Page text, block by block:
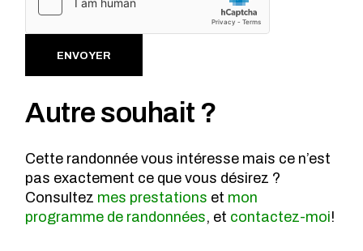
ENVOYER
Autre souhait ?
Cette randonnée vous intéresse mais ce n’est
pas exactement ce que vous désirez ?
Consultez mes prestations et mon
programme de randonnées, et contactez-moi!